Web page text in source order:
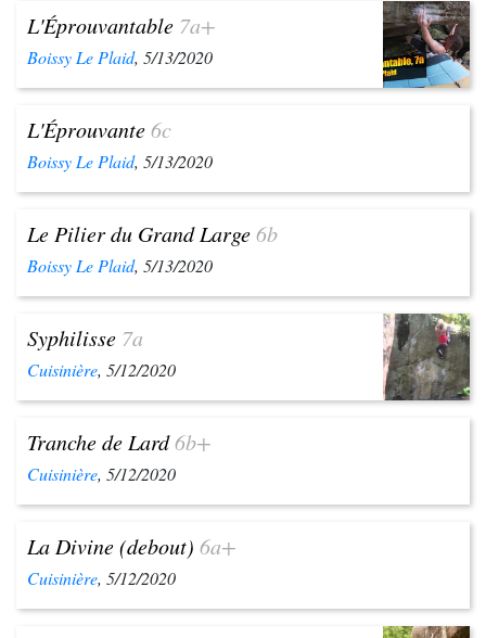
L'Éprouvantable 7a+
Boissy Le Plaid, 5/13/2020
L'Éprouvante6c
Boissy Le Plaid, 5/13/2020
Le Pilier du Grand Large6b
Boissy Le Plaid, 5/13/2020
Syphilisse 7a
Cuisinière, 5/12/2020
Tranche de Lard6b+
Cuisinière, 5/12/2020
La Divine (debout) 6a+
Cuisinière, 5/12/2020